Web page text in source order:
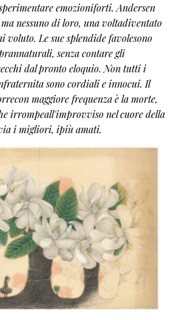
emozioniforti. Andersen
nessuno di loro, una voltadiventato
voluto. Le sue splendide favolesono
senza contare gli
dal pronto eloquio. Non tutti i
sono cordiali e innocui. Il
maggiore frequenza è la morte,
irrompeall'improvviso nel cuore della
i migliori, ipiù amati.